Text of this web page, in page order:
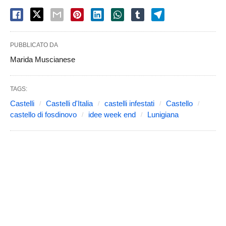
PUBBLICATO DA
Marida Muscianese
TAGS:
Castelli Castelli d'Italia castelli infestati
Castello
castello di fosdinovo
idee week end Lunigiana